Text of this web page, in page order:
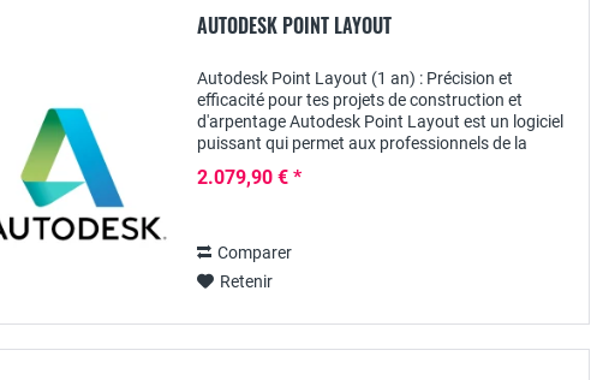
AUTODESK POINT LAYOUT
Autodesk Point Layout (1 an) : Précision et
efficacité pour tes projets de construction et
d'arpentage Autodesk Point Layout est un logiciel
puissant qui permet aux professionnels de la
ponctuelles...
2.079,90 € *
Comparer
Retenir